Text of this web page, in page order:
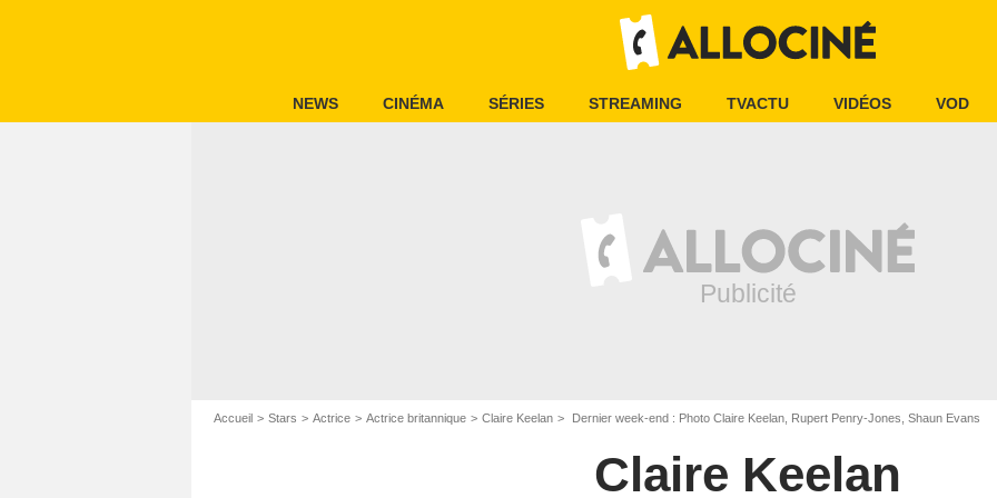
NEWS CINÉMA SÉRIES STREAMING TVACTU VIDÉOS VOD
Accueil Stars Actrice Actrice britannique Claire Keelan Dernier week-end : Photo Claire Keelan, Rupert Penry-Jones, Shaun Evans
Claire Keelan